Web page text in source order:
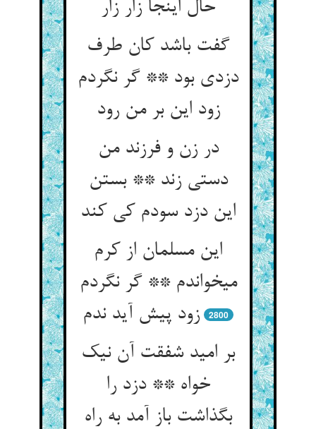
حال اینجا زار زار
گفت باشد کان طرف
دزدی بود ** گر نگردم
زود این بر من رود
در زن و فرزند من
دستی زند ** بستن
این دزد سودم کی کند
این مسلمان از کرم
می‏خواندم ** گر نگردم
زود پیش آید ندم‏
2800
بر امید شفقت آن نیک
خواه ** دزد را
بگذاشت باز آمد به راه‏